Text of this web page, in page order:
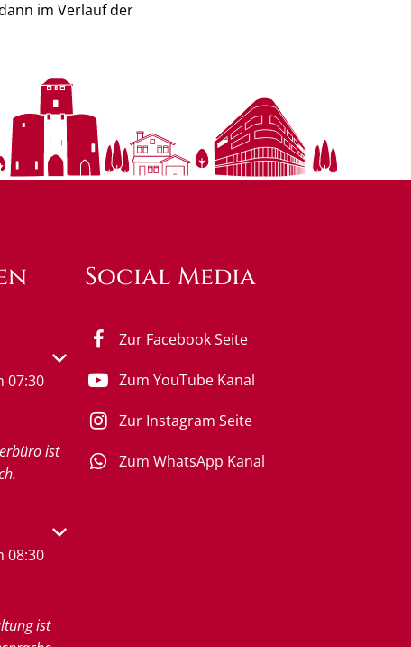
im Verlauf der
oder Schließzeiten auszublenden
07:30
ist
oder Schließzeiten auszublenden
08:30
ist
Social Media
Zur Facebook Seite
Zum YouTube Kanal
Zur Instagram Seite
Zum WhatsApp Kanal